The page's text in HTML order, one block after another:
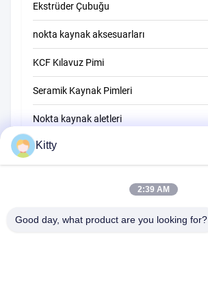
Ekstrüder Çubuğu
nokta kaynak aksesuarları
KCF Kılavuz Pimi
Seramik Kaynak Pimleri
Nokta kaynak aletleri
Direniş Nokta kaynak makinesi
Kitty
2:39 AM
Good day, what product are you looking for?